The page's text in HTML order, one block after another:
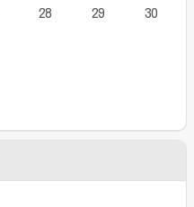
28 29 30